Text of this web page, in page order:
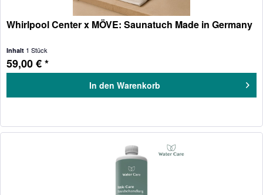
Whirlpool Center x MÖVE: Saunatuch Made in Germany
Inhalt 1 Stück
59,00 € *
In den Warenkorb